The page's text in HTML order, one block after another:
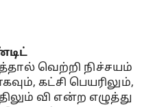
வெற்றி நிச்சயம்
கட்சி பெயரிலும்,
வி என்ற எழுத்து